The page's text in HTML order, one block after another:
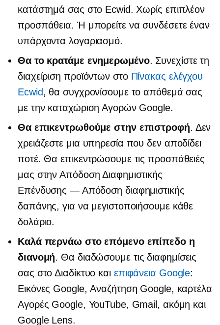
κατάστημά σας στο Ecwid. Χωρίς επιπλέον
προσπάθεια. Ή μπορείτε να συνδέσετε έναν
υπάρχοντα λογαριασμό.
Θα το κρατάμε ενημερωμένο. Συνεχίστε τη
διαχείριση προϊόντων στο Πίνακας ελέγχου
Ecwid, θα συγχρονίσουμε το απόθεμά σας
με την καταχώριση Αγορών Google.
Θα επικεντρωθούμε στην επιστροφή. Δεν
χρειάζεστε μια υπηρεσία που δεν αποδίδει
ποτέ. Θα επικεντρώσουμε τις προσπάθειές
μας στην Απόδοση Διαφημιστικής
Επένδυσης — Απόδοση διαφημιστικής
δαπάνης, για να μεγιστοποιήσουμε κάθε
δολάριο.
Καλά περνάω στο επόμενο επίπεδοη
διανομή. Θα διαδώσουμε τις διαφημίσεις
σας στο Διαδίκτυο και επιφάνεια Google:
Εικόνες Google, Αναζήτηση Google, καρτέλα
Αγορές Google, YouTube, Gmail, ακόμη και
Google Lens.